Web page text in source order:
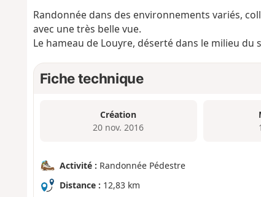
Randonnée dans des environnements variés,
avec une très belle vue.
Le hameau de Louyre, déserté dans le milieu
Fiche technique
Création
20 nov. 2016
Activité : Randonnée Pédestre
Distance : 12,83 km